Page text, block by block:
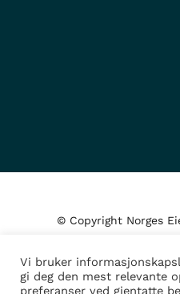
© Copyright Norges
Vi bruker
gi deg den mest relevante
preferanser ved gjentatte